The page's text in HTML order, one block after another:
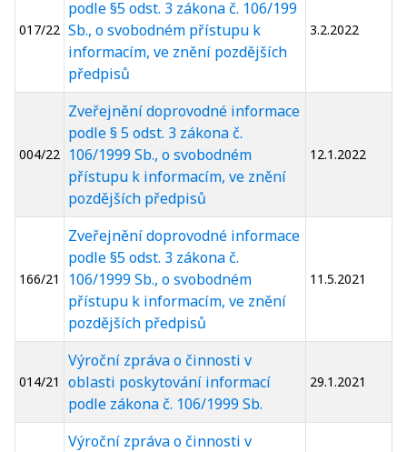
017/22
podle §5 odst. 3 zákona č. 106/199
Sb., o svobodném přístupu k
informacím, ve znění pozdějších
předpisů
3.2.2022
004/22
Zveřejnění doprovodné informace
podle § 5 odst. 3 zákona č.
106/1999 Sb., o svobodném
přístupu k informacím, ve znění
pozdějších předpisů
12.1.2022
166/21
Zveřejnění doprovodné informace
podle §5 odst. 3 zákona č.
106/1999 Sb., o svobodném
přístupu k informacím, ve znění
pozdějších předpisů
11.5.2021
014/21
Výroční zpráva o činnosti v
oblasti poskytování informací
podle zákona č. 106/1999 Sb.
29.1.2021
Výroční zpráva o činnosti v